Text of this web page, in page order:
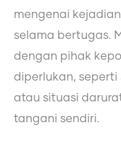
mengenai
selama bertugas.
dengan pihak
diperlukan,
atau situasi
tangani sendiri.